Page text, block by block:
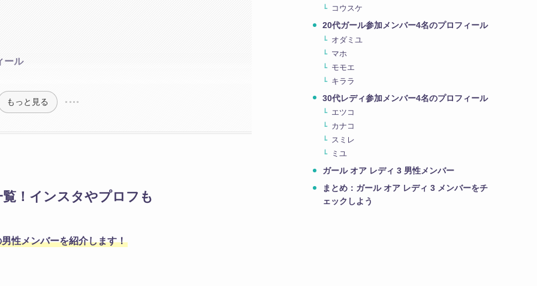
ール
もっと見る
！インスタやプロフも
性メンバーを紹介します！
コウスケ
20代ガール参加メンバー4名のプロフィール
オダミユ
マホ
モモエ
キララ
30代レディ参加メンバー4名のプロフィール
エツコ
カナコ
スミレ
ミユ
ガール オア レディ 3 男性メンバー
まとめ：ガール オア レディ 3 メンバーをチ
ェックしよう